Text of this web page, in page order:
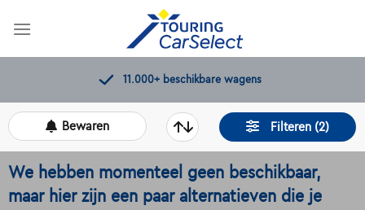
Kwaliteitscontroles door Touring
Filteren (2)
Bewaren
We hebben momenteel geen beschikbaar,
maar hier zijn een paar alternatieven die je